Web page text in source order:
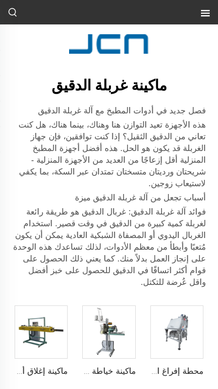
ماكينة غربلة الدقيق
فصل جديد في أدوات المطبخ مع آلة غربلة الدقيق
هذه الأجهزة تعيد التوازن هنا وهناك، بينما هناك، هل كنت
تعاني من الدقيق الثقيل؟ إذا كنت توافقين، فإن جهاز
الغربلة قد يكون هو الحل. هذه أفضل أجهزة المطبخ
المنزلية أقل إزعاجًا من العديد من الأجهزة المنزلية -
شريحتان ورديتان متسختان تمتدان عبر السكة، بما يكفي
لاستيعاب زوجين.
أسباب تجعل من آلة غربلة الدقيق ميزة
فوائد آلة غربلة الدقيق: غربال الدقيق هو طريقة رائعة
لغربلة كمية كبيرة من الدقيق في وقت قصير. استخدام
الغربال اليدوي أو المصفاة الشبكية العادية يمكن أن يكون
مُتعبًا وأبطأ من معظم الأدوات، لذلك تساعدك هذه الوحدة
على إنجاز العمل بدلاً منك. كما يعني ذلك الحصول على
قوام أكثر اتساقًا في الدقيق للحصول على خبز أفضل
واقل عُرضة للتكتل.
محطة إفراغ الأكياس ماكينة خياطة طي الأكياس ماكينة إغلاق أكياس الشكل المvelope